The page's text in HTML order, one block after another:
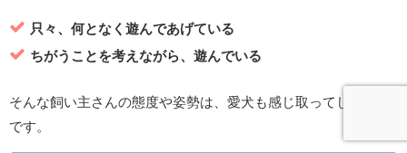
只々、何となく遊んであげている
ちがうことを考えながら、遊んでいる
そんな飼い主さんの態度や姿勢は、愛犬も感じ取ってしまうの
です。